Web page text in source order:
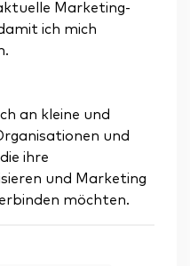
Marketing-
ich mich
an kleine und
und
ihre
und Marketing
möchten.